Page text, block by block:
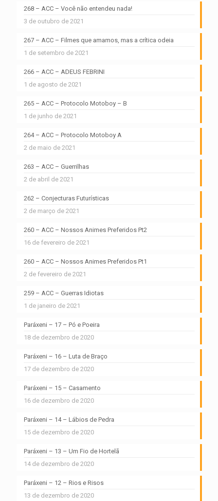
268 – ACC – Você não entendeu nada!
3 de outubro de 2021
267 – ACC – Filmes que amamos, mas a crítica odeia
1 de setembro de 2021
266 – ACC – ADEUS FEBRINI
1 de agosto de 2021
265 – ACC – Protocolo Motoboy – B
1 de junho de 2021
264 – ACC – Protocolo Motoboy A
2 de maio de 2021
263 – ACC – Guerrilhas
2 de abril de 2021
262 – Conjecturas Futurísticas
2 de março de 2021
260 – ACC – Nossos Animes Preferidos Pt2
16 de fevereiro de 2021
260 – ACC – Nossos Animes Preferidos Pt1
2 de fevereiro de 2021
259 – ACC – Guerras Idiotas
1 de janeiro de 2021
Paráxeni – 17 – Pó e Poeira
18 de dezembro de 2020
Paráxeni – 16 – Luta de Braço
17 de dezembro de 2020
Paráxeni – 15 – Casamento
16 de dezembro de 2020
Paráxeni – 14 – Lábios de Pedra
15 de dezembro de 2020
Paráxeni – 13 – Um Fio de Hortelã
14 de dezembro de 2020
Paráxeni – 12 – Rios e Risos
13 de dezembro de 2020